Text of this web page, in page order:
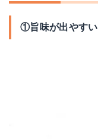
①旨味が出やすい